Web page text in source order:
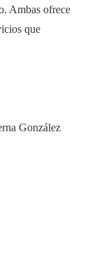
Ambas ofrece
que
González